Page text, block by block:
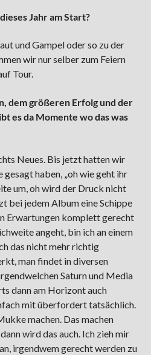
Jahr am Start?
und Gampel oder so zu der
wir nur selber zum Feiern
Tour.
dem größeren Erfolg und der
es da Momente wo das was
Neues. Bis jetzt hatten wir
haben, „oh wie geht ihr
um, oh wird der Druck nicht
bei jedem Album eine Schippe
Erwartungen komplett gerecht
angeht, bin ich an einem
das nicht mehr richtig
man findet in diversen
Saturn und Media
dann am Horizont auch
mit überfordert tatsächlich.
machen. Das machen
wird das auch. Ich zieh mir
irgendwem gerecht werden zu